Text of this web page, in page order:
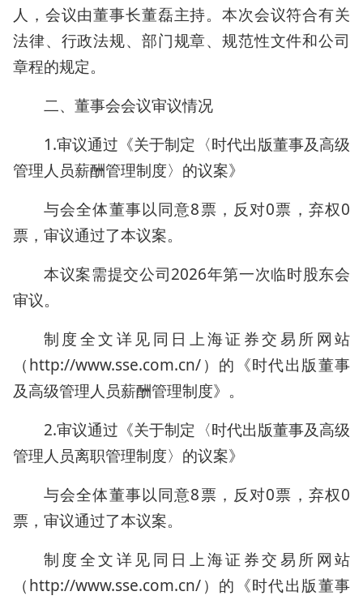
人，会议由董事长董磊主持。本次会议符合有关
法律、行政法规、部门规章、规范性文件和公司
章程的规定。
二、董事会会议审议情况
1.审议通过《关于制定〈时代出版董事及高级
管理人员薪酬管理制度〉的议案》
与会全体董事以同意8票，反对0票，弃权0
票，审议通过了本议案。
本议案需提交公司2026年第一次临时股东会
审议。
制度全文详见同日上海证券交易所网站
（http://www.sse.com.cn/）的《时代出版董事
及高级管理人员薪酬管理制度》。
2.审议通过《关于制定〈时代出版董事及高级
管理人员离职管理制度〉的议案》
与会全体董事以同意8票，反对0票，弃权0
票，审议通过了本议案。
制度全文详见同日上海证券交易所网站
（http://www.sse.com.cn/）的《时代出版董事